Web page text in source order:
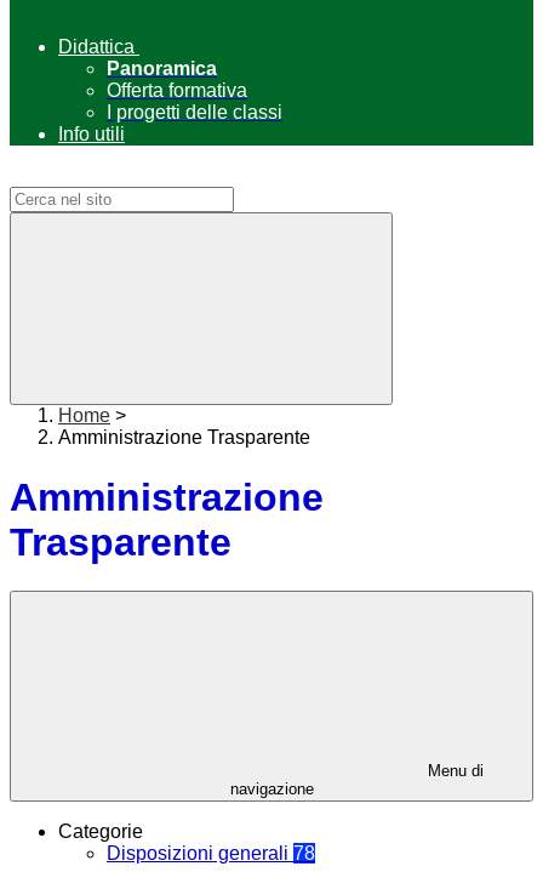
Didattica
Panoramica
Offerta formativa
I progetti delle classi
Info utili
Home >
Amministrazione Trasparente
Amministrazione
Trasparente
Menu di
navigazione
Categorie
Disposizioni generali 78